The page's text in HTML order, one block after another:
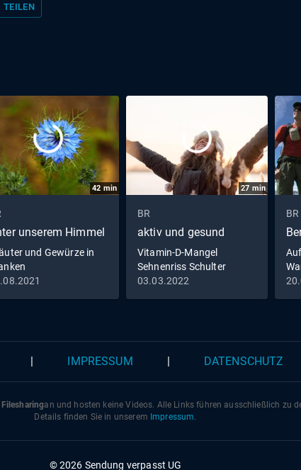
kritisiert: er hätte das versprochene Agrarpaket nicht
Und Bio-Ackerbauer Maximilian Faul aus Schwaben
nicht an Bürokratieabbau, das seien nur leere
Und er hat Angst, dass die Ukraine Mitglied
könnte, das hätte negative Auswirkungen auf die
Ein Film von Leon Wohlleben.
TEILEN
42 min
unserem Himmel
und Gewürze in
27 min
BR
aktiv und gesund
Vitamin-D-Mangel
Sehnenriss Schulter
Meditation to go
03.03.2022
BR
IMPRESSUM DATENSCHUTZ
Filesharingan und hosten keine Videos. Alle Links führen ausschließlich zu
Details finden Sie in unserem Impressum.
© 2026 Sendung verpasst UG